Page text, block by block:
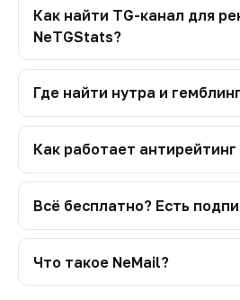
Как найти TG-канал для
NeTGStats?
Где найти нутра и
Как работает антирейтинг
Всё бесплатно? Есть
Что такое NeMail?